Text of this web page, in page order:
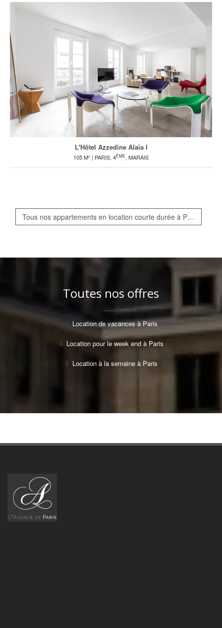
L'Hôtel Azzedine Alaïa I
105 M² | PARIS, 4ÈME, MARAIS
Tous nos appartements en location courte durée à Paris
Toutes nos offres
Location de vacances à Paris
Location pour le week end à Paris
Location à la semaine à Paris